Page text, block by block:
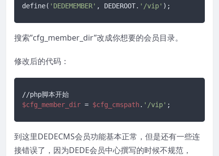
define( 'DEDEMEMBER' , DEDEROOT. '/vip' );
搜索”cfg_member_dir”改成你想要的会员目录。
修改后的代码：
$cfg_member_dir = $cfg_cmspath. '/vip' ;
到这里DEDECMS会员功能基本正常，但是还有一些连
接错误了，因为DEDE会员中心撰写的时候不规范，